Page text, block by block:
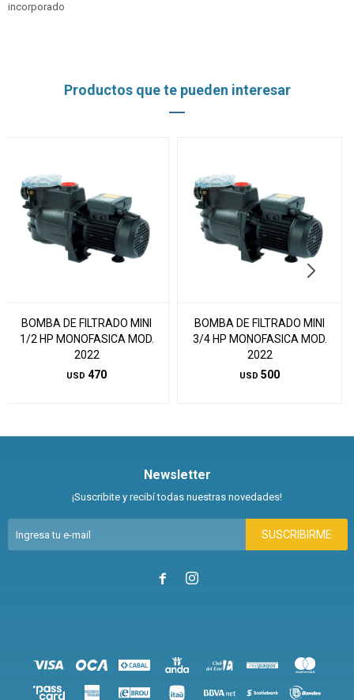
incorporado
Productos que te pueden interesar
BOMBA DE FILTRADO MINI
1/2 HP MONOFASICA MOD.
2022
USD 470
BOMBA DE FILTRADO MINI
3/4 HP MONOFASICA MOD.
2022
USD 500
Newsletter
¡Suscribite y recibí todas nuestras novedades!
SUSCRIBIRME
 